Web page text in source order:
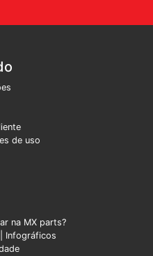
de uso
na MX parts?
Infográficos